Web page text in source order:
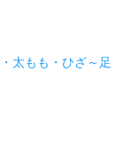
太もも・ひざ～足